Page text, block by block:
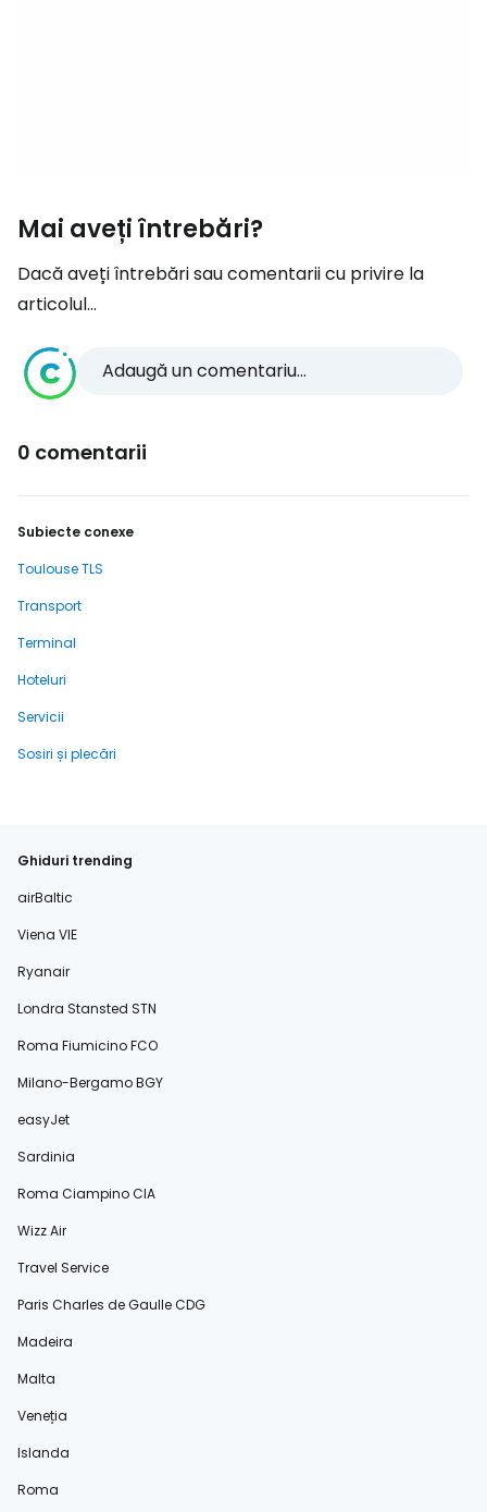
Mai aveți întrebări?
Dacă aveți întrebări sau comentarii cu privire la
articolul...
Adaugă un comentariu...
0 comentarii
Subiecte conexe
Toulouse TLS
Transport
Terminal
Hoteluri
Servicii
Sosiri și plecări
Ghiduri trending
airBaltic
Viena VIE
Ryanair
Londra Stansted STN
Roma Fiumicino FCO
Milano-Bergamo BGY
easyJet
Sardinia
Roma Ciampino CIA
Wizz Air
Travel Service
Paris Charles de Gaulle CDG
Madeira
Malta
Veneția
Islanda
Roma